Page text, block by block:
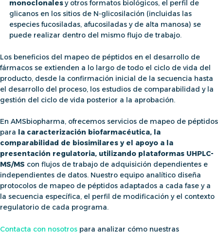
monoclonalesy otros formatos biológicos, el perfil de
glicanos en los sitios de N-glicosilación (incluidas las
especies fucosiladas, afucosiladas y de alta manosa) se
puede realizar dentro del mismo flujo de trabajo.
Los beneficios del mapeo de péptidos en el desarrollo de
fármacos se extienden a lo largo de todo el ciclo de vida del
producto, desde la confirmación inicial de la secuencia hasta
el desarrollo del proceso, los estudios de comparabilidad y la
gestión del ciclo de vida posterior a la aprobación.
En AMSbiopharma, ofrecemos servicios de mapeo de péptidos
para la caracterización biofarmacéutica, la
comparabilidad de biosimilares y el apoyo a la
presentación regulatoria, utilizando plataformas UHPLC-
MS/MS con flujos de trabajo de adquisición dependientes e
independientes de datos. Nuestro equipo analítico diseña
protocolos de mapeo de péptidos adaptados a cada fase y a
la secuencia específica, el perfil de modificación y el contexto
regulatorio de cada programa.
Contacta con nosotros para analizar cómo nuestras